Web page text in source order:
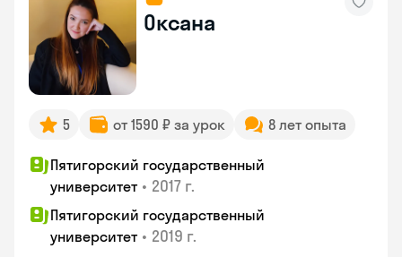
Оксана
5 от 1590 ₽ за урок 8 лет опыта
Пятигорский государственный
университет • 2017 г.
Пятигорский государственный
университет • 2019 г.